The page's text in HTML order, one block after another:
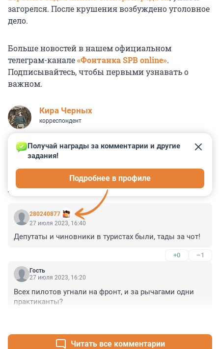
загорелся. После крушения возбуждено уголовное
дело.
Больше новостей в нашем официальном
телеграм-канале«Фонтанка SPB online».
Подписывайтесь, чтобы первыми узнавать о
важном.
Кира Черных
корреспондент
КОММЕНТАРИИ 2
280240877
Получай награды за комментарии и другие
задания!
Подробнее в профиле
27 июля 2023, 16:40
Депутаты и чиновники в туристах были, тады за чот!
+0 –1
Гость
27 июля 2023, 16:20
Всех пилотов угнали на фронт, и за рычагами одни
практиканты?
Читать все комментарии